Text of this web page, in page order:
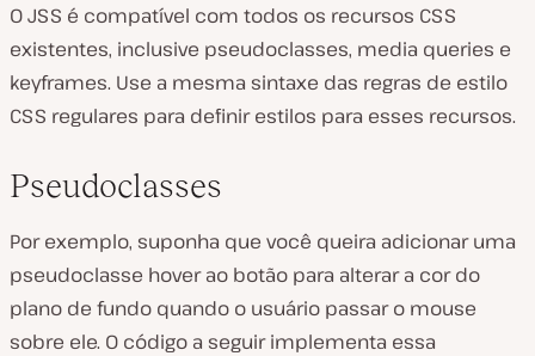
O JSS é compatível com todos os recursos CSS
existentes, inclusive pseudoclasses, media queries e
keyframes. Use a mesma sintaxe das regras de estilo
CSS regulares para definir estilos para esses recursos.
Pseudoclasses
Por exemplo, suponha que você queira adicionar uma
pseudoclasse hover ao botão para alterar a cor do
plano de fundo quando o usuário passar o mouse
sobre ele. O código a seguir implementa essa